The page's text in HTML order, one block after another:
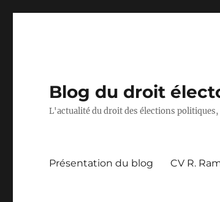
Blog du droit
L'actualité du droit des élections politiques,
Présentation du blog CV R.